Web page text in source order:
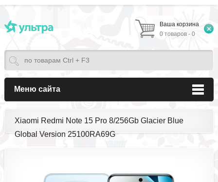
Ваша корзина
0 товаров - 0
Меню сайта
Xiaomi Redmi Note 15 Pro 8/256Gb Glacier Blue
Global Version 25100RA69G